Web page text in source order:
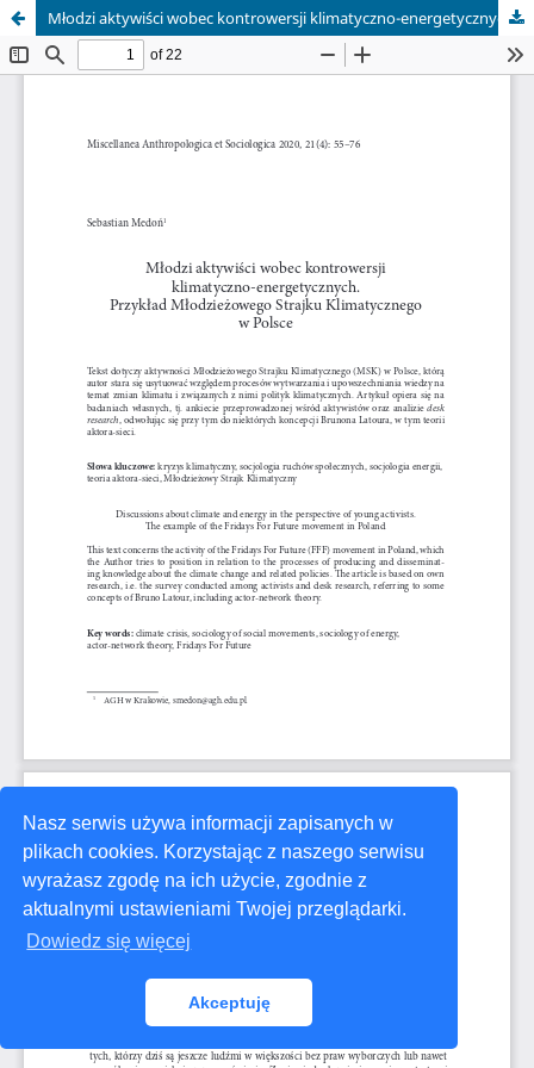
Nasz serwis używa informacji zapisanych w
plikach cookies. Korzystając z naszego serwisu
wyrażasz zgodę na ich użycie, zgodnie z
aktualnymi ustawieniami Twojej przeglądarki.
Dowiedz się więcej
Akceptuję
Młodzi aktywiści wobec kontrowersji klimatyczno-energetycznych. Przykład Młodzieżowego Strajku Klimatycznego w Polsce